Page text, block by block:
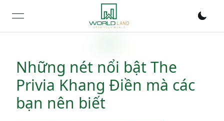
open navigation menu
Những nét nổi bật The
Privia Khang Điền mà các
bạn nên biết